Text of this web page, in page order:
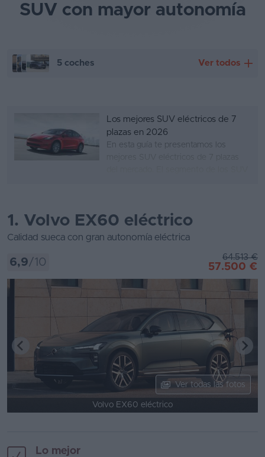
SUV con mayor autonomía
5 coches Ver todos
Lotus Eletre eléctrico
Los mejores SUV eléctricos de 7
plazas en 2026
En esta guía te presentamos los
transportar a más de 5 personas con
fre...
1. Volvo EX60 eléctrico
Calidad sueca con gran autonomía eléctrica
6,9/10 64.513 €
57.500 €
Ver todas las fotos
Volvo EX60 eléctrico
Lo mejor